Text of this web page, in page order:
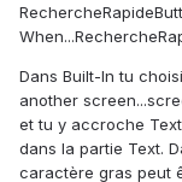
Dans Built-In tu
another
et tu y accroche
dans la partie Text.
caractère gras peut